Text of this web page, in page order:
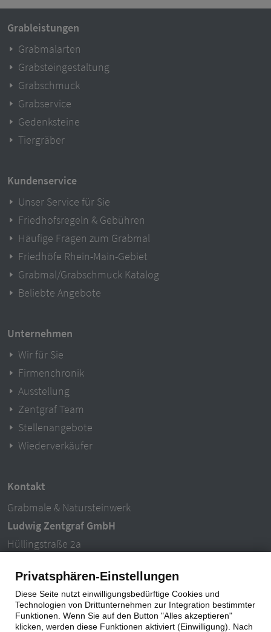
Grableistungen
Grabmalarten
Grabsteingestaltung
Grabschmuck
Grabservice
Gedenksteine
Tiergräber
Kundenservice
Unser Service für Sie
Friedhofsregeln & Gebühren
Häufige Fragen zum Grabmal
Friedhöfe Rhein-Main-Gebiet
Grabmal/Grabschmuck Katalog
Beliebte Angebote
Unternehmen
Wir für Sie
Firmenchronik
Ausstellung
Zentgraf Team
Stellenangebote
Wiederverkäufer
Kontakt
Grabmale & Natursteinwerk
Ludwig Zentgraf GmbH
Hüllingstraße 2a
Tel.: 06093 – 996940
E-Mail: info@ludwigzentgraf.de
Privatsphären-Einstellungen
Diese Seite nutzt einwilligungsbedürftige Cookies und
Technologien von Drittunternehmen zur Integration bestimmter
Funktionen. Wenn Sie auf den Button "Alles akzeptieren"
klicken, werden diese Funktionen aktiviert (Einwilligung). Nach